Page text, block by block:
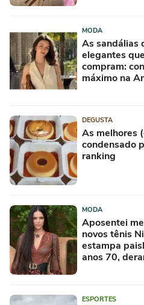
MODA
As sandálias
elegantes
compram:
máximo na
DEGUSTA
As melhores
condensado
ranking
MODA
Aposentei
novos tênis
estampa
anos 70,
ESPORTES